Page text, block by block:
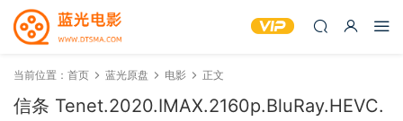
当前位置： 首页 蓝光原盘 电影 正文
信条 Tenet.2020.IMAX.2160p.BluRay.HEVC.